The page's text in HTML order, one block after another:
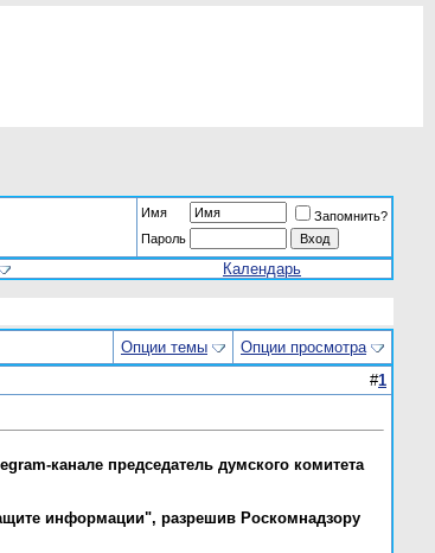
Имя
Запомнить?
Пароль
Календарь
Опции темы
Опции просмотра
#1
канале председатель думского комитета
информации", разрешив Роскомнадзору